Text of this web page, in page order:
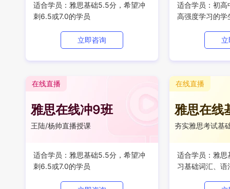
适合学员：雅思基础5.5分，希望冲
刺6.5或7.0的学员
立即咨询
适合学员：初高
高强度学习的学
在线直播
雅思在线冲9班
王陆/杨帅直播授课
适合学员：雅思基础5.5分，希望冲
刺6.5或7.0的学员
在线直播
雅思在线
夯实雅思考试基
适合学员：雅
习基础词汇、语